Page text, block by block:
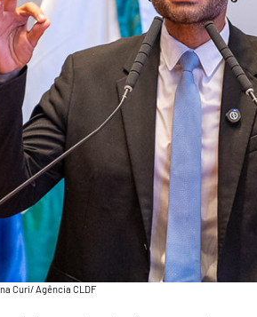
Curi/ Agência CLDF